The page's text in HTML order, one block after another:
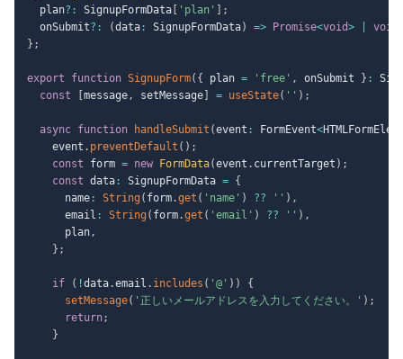
  plan
? : SignupFormData 'plan'
;
  onSubmit
? : (data : SignupFormData) => Promise<void> void
} ;
export function SignupForm( { plan = 'free' , onSubmit } :
const
message, setMessage = useState( '' ) ;
async function handleSubmit (event : FormEvent<
    event
. preventDefault ( ) ;
const form = new FormData(event . currentTarget ) ;
const data : SignupFormData = {
      name
: String ( form.get ( 'name' ) ?? '' ) ,
      email
: String ( form.get ( 'email' ) ?? '' ) ,
      plan
,
} ;
if ( !data.email . includes ( '@' ) )
{
setMessage( '正しいメールアドレスを入力してください。' ) ;
return;
}